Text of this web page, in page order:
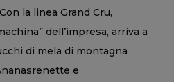
la linea Grand Cru,
dell’impresa, arriva a
di mela di montagna
e